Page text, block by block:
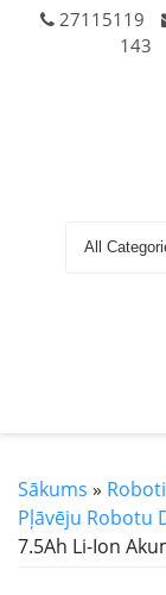
27115119
143
Search
Sākums » Roboti
Pļāvēju Robotu
7.5Ah Li-Ion